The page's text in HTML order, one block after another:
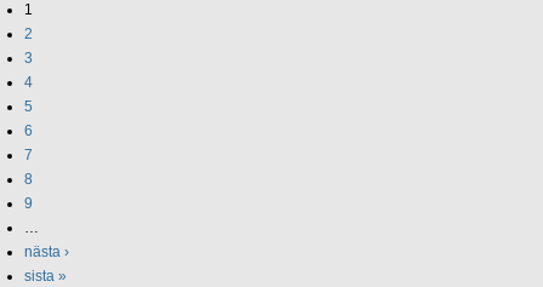
1
2
3
4
5
6
7
8
9
…
nästa ›
sista »